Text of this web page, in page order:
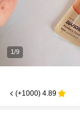
1/9
4.89
(
1000+
)